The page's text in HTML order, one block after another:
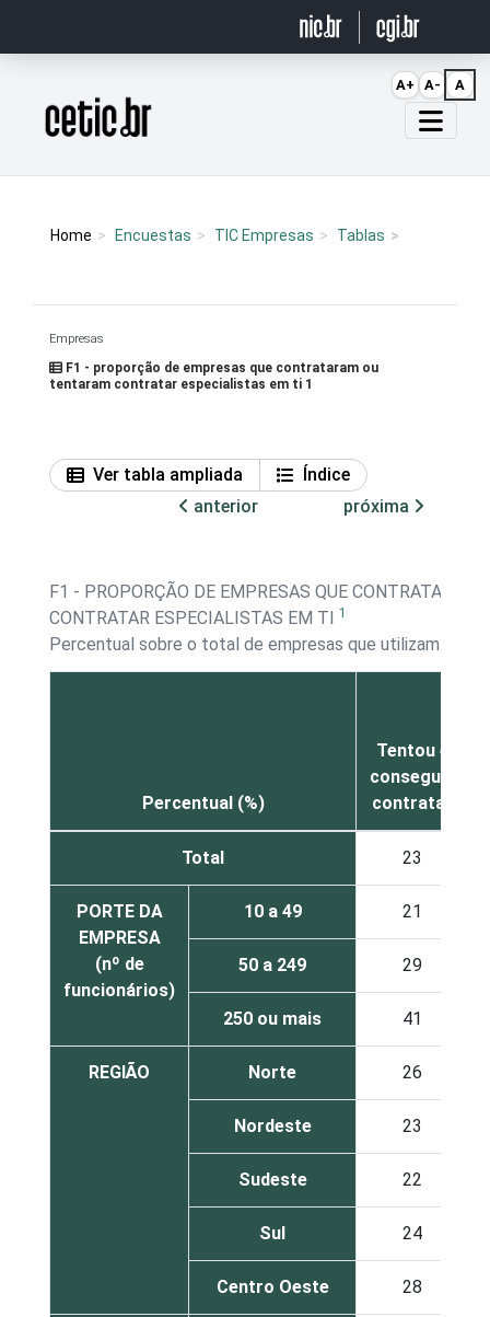
Página inicial
Home Encuestas TIC Empresas Tablas
Empresas
F1 - proporção de empresas que contrataram ou
tentaram contratar especialistas em ti 1
Ver tabla ampliada
Índice
anterior
próxima
F1 - PROPORÇÃO DE EMPRESAS QUE CONTRATARAM
CONTRATAR ESPECIALISTAS EM TI 1
Percentual sobre o total de empresas que utilizam
Percentual (%)
Tentou e
conseguiu
contratar
Total 23
PORTE DA
EMPRESA
(nº de
funcionários)
10 a 49 21
50 a 249 29
250 ou mais 41
REGIÃO Norte 26
Nordeste 23
Sudeste 22
Sul 24
Centro Oeste 28
A+ A- A